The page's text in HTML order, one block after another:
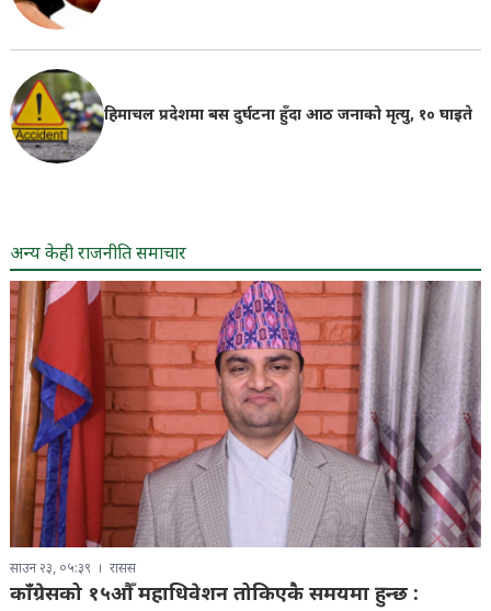
हिमाचल प्रदेशमा बस दुर्घटना हुँदा आठ जनाको मृत्यु, १० घाइते
अन्य केही राजनीति समाचार
साउन २३, ०५:३९ रासस
काँग्रेसको १५औँ महाधिवेशन तोकिएकै समयमा हुन्छ :